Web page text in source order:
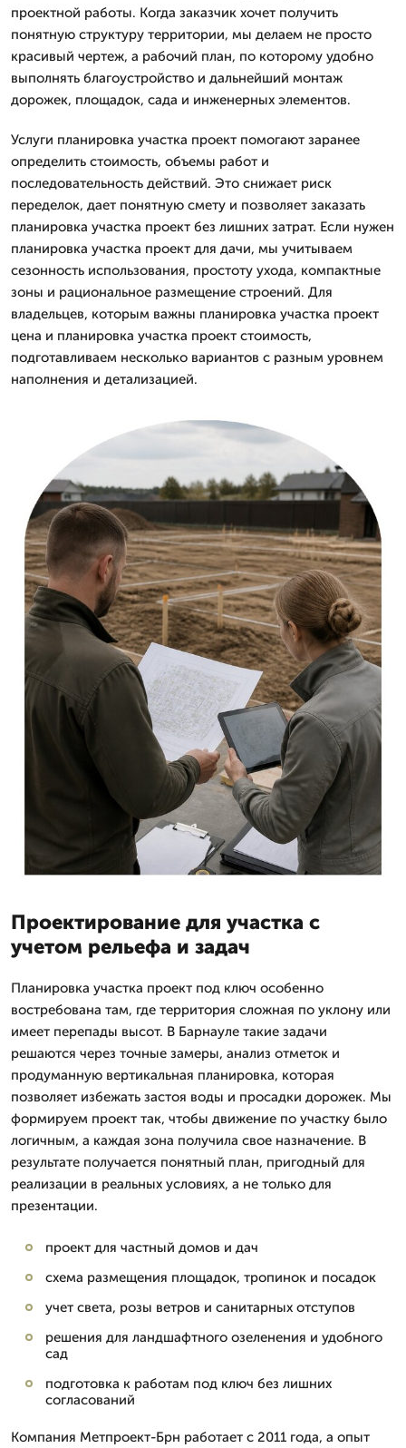
проектной работы. Когда заказчик хочет получить
понятную структуру территории, мы делаем не просто
красивый чертеж, а рабочий план, по которому удобно
выполнять благоустройство и дальнейший монтаж
дорожек, площадок, сада и инженерных элементов.
Услуги планировка участка проект помогают заранее
определить стоимость, объемы работ и
последовательность действий. Это снижает риск
переделок, дает понятную смету и позволяет заказать
планировка участка проект без лишних затрат. Если нужен
планировка участка проект для дачи, мы учитываем
сезонность использования, простоту ухода, компактные
зоны и рациональное размещение строений. Для
владельцев, которым важны планировка участка проект
цена и планировка участка проект стоимость,
подготавливаем несколько вариантов с разным уровнем
наполнения и детализацией.
Проектирование для участка с
учетом рельефа и задач
Планировка участка проект под ключ особенно
востребована там, где территория сложная по уклону или
имеет перепады высот. В Барнауле такие задачи
решаются через точные замеры, анализ отметок и
продуманную вертикальная планировка, которая
позволяет избежать застоя воды и просадки дорожек. Мы
формируем проект так, чтобы движение по участку было
логичным, а каждая зона получила свое назначение. В
результате получается понятный план, пригодный для
реализации в реальных условиях, а не только для
презентации.
проект для частный домов и дач
схема размещения площадок, тропинок и посадок
учет света, розы ветров и санитарных отступов
решения для ландшафтного озеленения и удобного
сад
подготовка к работам под ключ без лишних
согласований
Компания Метпроект-Брн работает с 2011 года, а опыт